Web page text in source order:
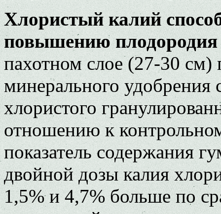
Хлористый калий
повышению
пахотном слое (27-30 см)
минерального удобрения
хлористого
отношению к
показатель содержания
двойной дозы калия
1,5% и 4,7% больше по